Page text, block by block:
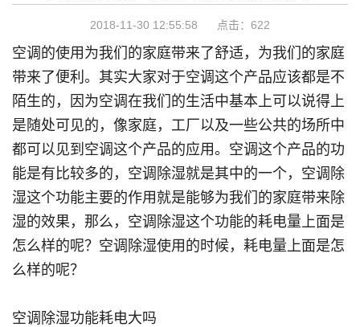
2018-11-30 12:55:58 点击： 622
空调的使用为我们的家庭带来了舒适，为我们的家庭
带来了便利。其实大家对于空调这个产品应该都是不
陌生的，因为空调在我们的生活中基本上可以说得上
是随处可见的，像家庭，工厂以及一些公共的场所中
都可以见到空调这个产品的应用。空调这个产品的功
能是有比较多的，空调除湿就是其中的一个，空调除
湿这个功能主要的作用就是能够为我们的家庭带来除
湿的效果，那么，空调除湿这个功能的耗电量上面是
怎么样的呢？空调除湿使用的时候，耗电量上面是怎
么样的呢？
空调除湿功能耗电大吗